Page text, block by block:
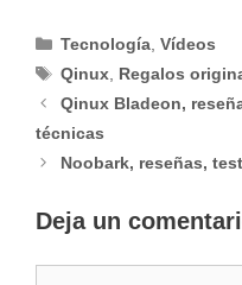
Categorías
Tecnología,Vídeos
Etiquetas
Qinux, Regalos
Qinux Bladeon,
técnicas
Noobark, reseñas,
Deja un